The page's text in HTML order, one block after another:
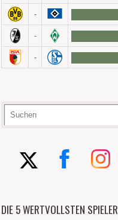
-
-
-
DIE 5 WERTVOLLSTEN SPIELER